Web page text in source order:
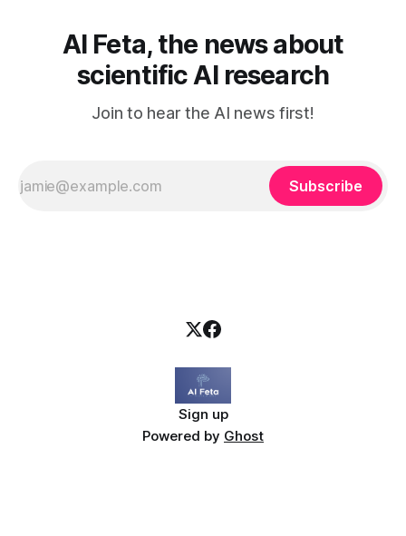
AI Feta, the news about
scientific AI research
Join to hear the AI news first!
Subscribe
Sign up
Powered by Ghost